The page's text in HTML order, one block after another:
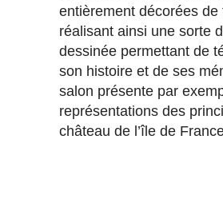
entièrement décorées de
réalisant ainsi une sorte
dessinée permettant de
son histoire et de ses
salon présente par
représentations des
château de l’île de